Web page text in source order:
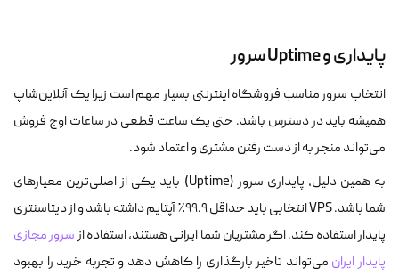
پایداری و Uptime سرور
انتخاب سرور مناسب فروشگاه اینترنتی بسیار مهم است زیرا یک آنلاین‌شاپ
همیشه باید در دسترس باشد. حتی یک ساعت قطعی در ساعات اوج فروش
می‌تواند منجر به از دست رفتن مشتری و اعتماد شود.
به همین دلیل، پایداری سرور (Uptime) باید یکی از اصلی‌ترین معیارهای
شما باشد. VPS انتخابی باید حداقل ۹۹.۹٪ آپتایم داشته باشد و از دیتاسنتری
پایدار استفاده کند. اگر مشتریان شما ایرانی هستند، استفاده ازسرور مجازی
پایدار ایران می‌تواند تاخیر بارگذاری را کاهش دهد و تجربه خرید را بهبود